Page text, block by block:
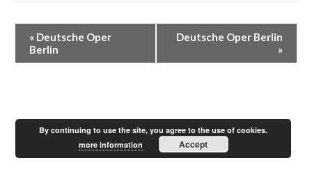
g
« Deutsche Oper
Berlin
Deutsche Oper Berlin
»
By continuing to use the site, you agree to the use of cookies.
more information
Accept